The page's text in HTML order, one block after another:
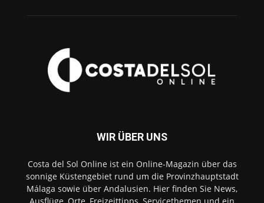
WIR ÜBER UNS
Costa del Sol Online ist ein Online-Magazin über das
sonnige Küstengebiet rund um die Provinzhauptstadt
Málaga sowie über Andalusien. Hier finden Sie News,